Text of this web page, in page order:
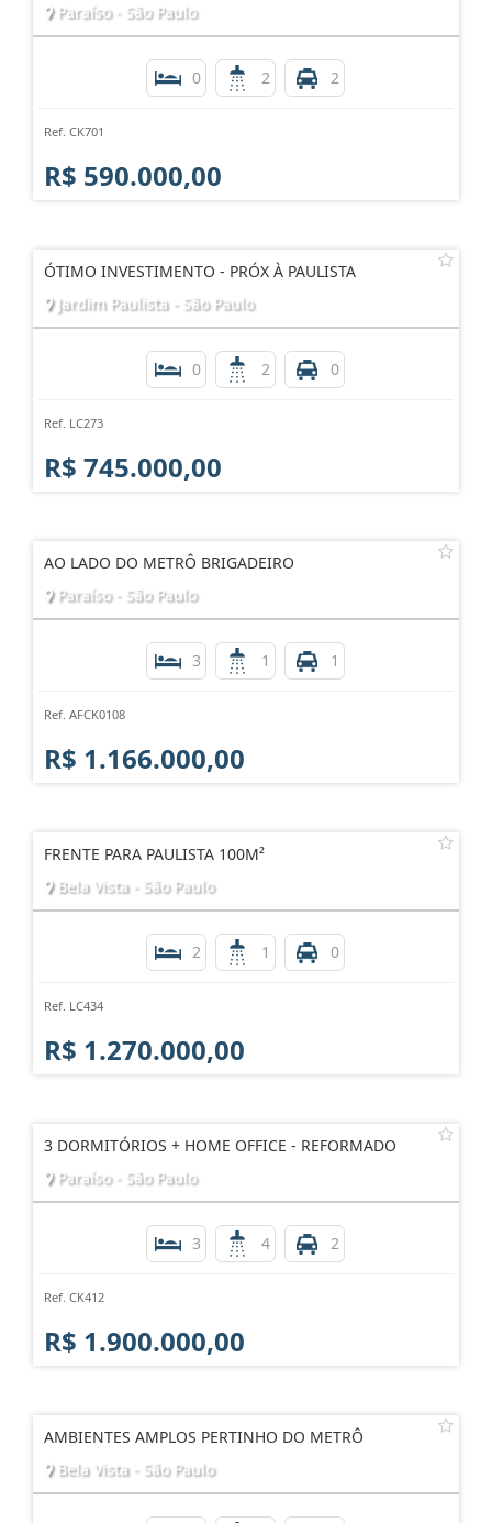
Paraíso - São Paulo
0 2 2
Ref. CK701
R$ 590.000,00
ÓTIMO INVESTIMENTO - PRÓX À PAULISTA
Jardim Paulista - São Paulo
0 2 0
Ref. LC273
R$ 745.000,00
AO LADO DO METRÔ BRIGADEIRO
Paraíso - São Paulo
3 1 1
Ref. AFCK0108
R$ 1.166.000,00
FRENTE PARA PAULISTA 100M²
Bela Vista - São Paulo
2 1 0
Ref. LC434
R$ 1.270.000,00
3 DORMITÓRIOS + HOME OFFICE - REFORMADO
Paraíso - São Paulo
3 4 2
Ref. CK412
R$ 1.900.000,00
AMBIENTES AMPLOS PERTINHO DO METRÔ
Bela Vista - São Paulo